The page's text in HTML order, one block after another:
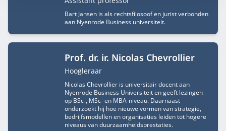
Bart Jansen is als rechtsfilosoof en jurist verbonden
aan Nyenrode Business universiteit.
Prof. dr. ir. Nicolas Chevrollier
Functietitel
Hoogleraar
Nicolas Chevrollier is universitair docent aan
Nyenrode Business Universiteit en geeft lezingen
op BSc-, MSc- en MBA-niveau. Daarnaast
onderzoekt hij hoe nieuwe vormen van strategie,
bedrijfsmodellen en organisaties leiden tot hogere
niveaus van duurzaamheidsprestaties.